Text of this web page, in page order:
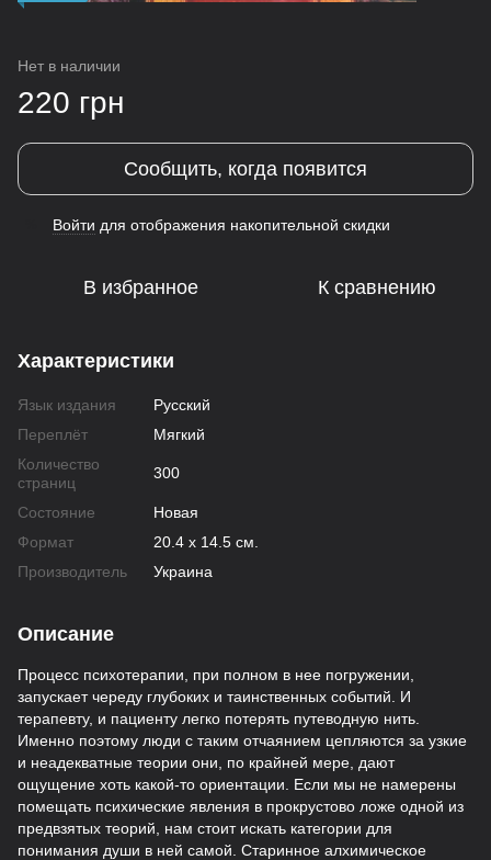
Нет в наличии
220 грн
Сообщить, когда появится
Войти для отображения накопительной скидки
В избранное К сравнению
Характеристики
Язык издания
Русский
Переплёт
Мягкий
Количество
страниц
300
Состояние
Новая
Формат
20.4 х 14.5 см.
Производитель
Украина
Описание
Процесс психотерапии, при полном в нее погружении,
запускает череду глубоких и таинственных событий. И
терапевту, и пациенту легко потерять путеводную нить.
Именно поэтому люди с таким отчаянием цепляются за узкие
и неадекватные теории они, по крайней мере, дают
ощущение хоть какой-то ориентации. Если мы не намерены
помещать психические явления в прокрустово ложе одной из
предвзятых теорий, нам стоит искать категории для
понимания души в ней самой. Старинное алхимическое